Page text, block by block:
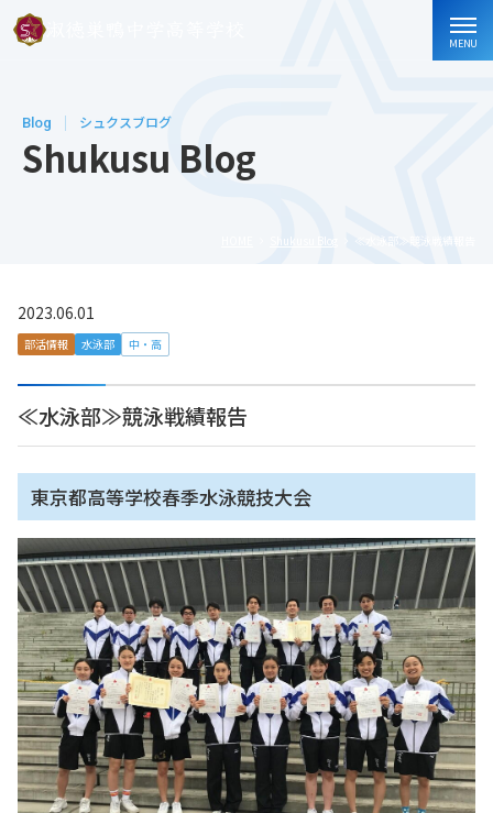
MENU
Blog シュクスブログ
Shukusu Blog
Shukusu Blog ≪水泳部≫競泳戦績報告
2023.06.01
部活情報 水泳部 中・高
≪水泳部≫競泳戦績報告
東京都高等学校春季水泳競技大会